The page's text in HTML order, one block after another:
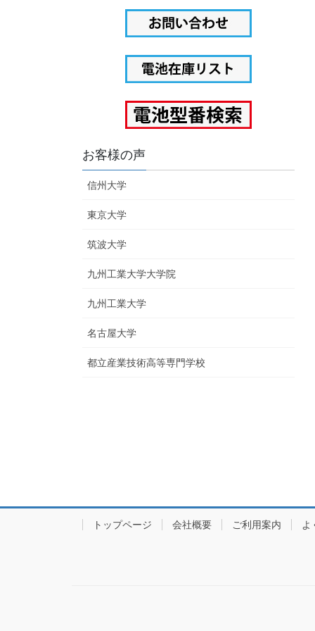
お客様の声
信州大学
東京大学
筑波大学
九州工業大学大学院
九州工業大学
名古屋大学
都立産業技術高等専門学校
トップページ 会社概要 ご利用案内 よ